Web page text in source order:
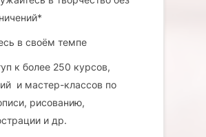
в своём темпе
к более 250 курсов,
и мастер-классов по
рисованию,
и др.